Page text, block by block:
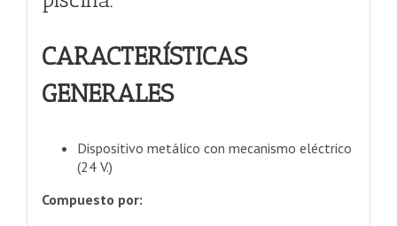
CARACTERÍSTICAS
GENERALES
Dispositivo metálico con mecanismo eléctrico
(24 V.)
Compuesto por: